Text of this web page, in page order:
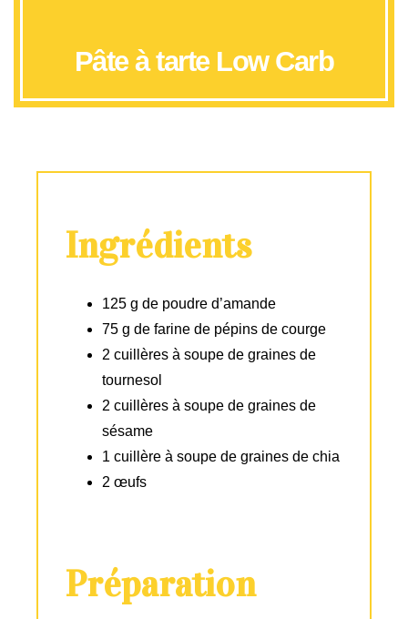
Pâte à tarte Low Carb
Ingrédients
125 g de poudre d’amande
75 g de farine de pépins de courge
2 cuillères à soupe de graines de
tournesol
2 cuillères à soupe de graines de
sésame
1 cuillère à soupe de graines de chia
2 œufs
Préparation